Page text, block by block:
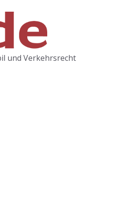
und Verkehrsrecht